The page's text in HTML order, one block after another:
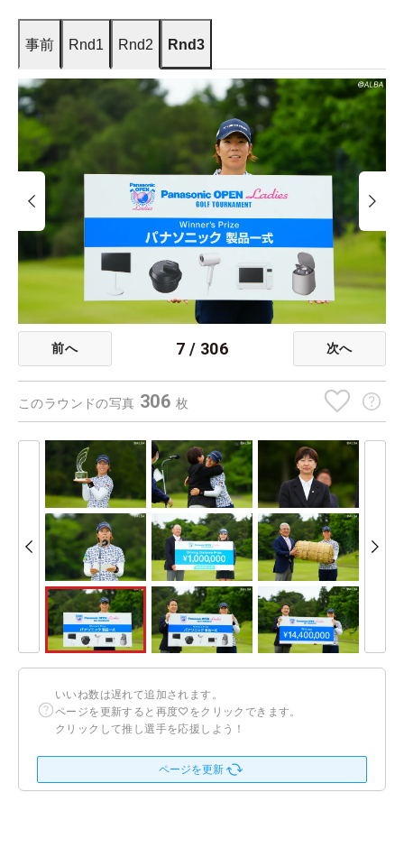
事前 Rnd1 Rnd2 Rnd3
前へ 7 / 306 次へ
このラウンドの写真 306 枚
いいね数は遅れて追加されます。
ページを更新すると再度♡をクリックできます。
クリックして推し選手を応援しよう！
ページを更新